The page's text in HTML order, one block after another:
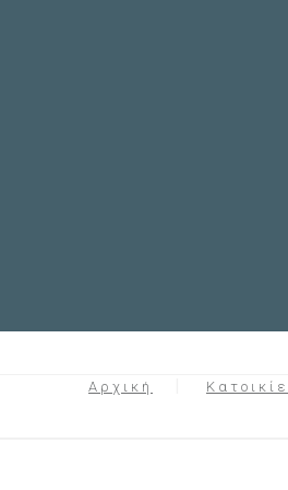
Αρχική